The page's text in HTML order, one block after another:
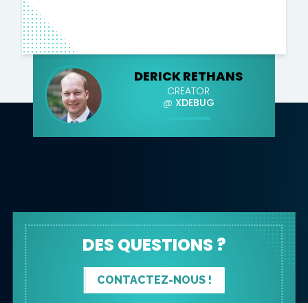
DERICK RETHANS
CREATOR
@ XDEBUG
DES QUESTIONS ?
CONTACTEZ-NOUS !